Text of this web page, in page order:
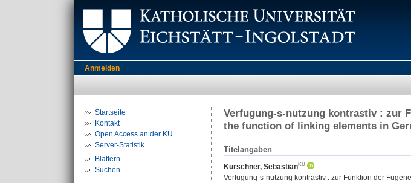
Anmelden
Startseite
Kontakt
Open Access an der KU
Server-Statistik
Blättern
Suchen
Verfugung-s-nutzung kontrastiv : zur
the function of linking elements in
Titelangaben
Kürschner, Sebastian
:
Verfugung-s-nutzung kontrastiv : zur Funktion der